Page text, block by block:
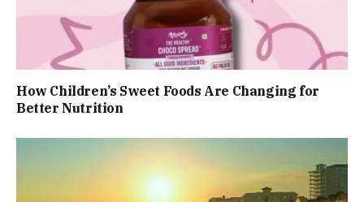
How Children’s Sweet Foods Are Changing for
Better Nutrition